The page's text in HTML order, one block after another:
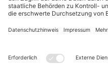
* Wir bitten um Beachtung,